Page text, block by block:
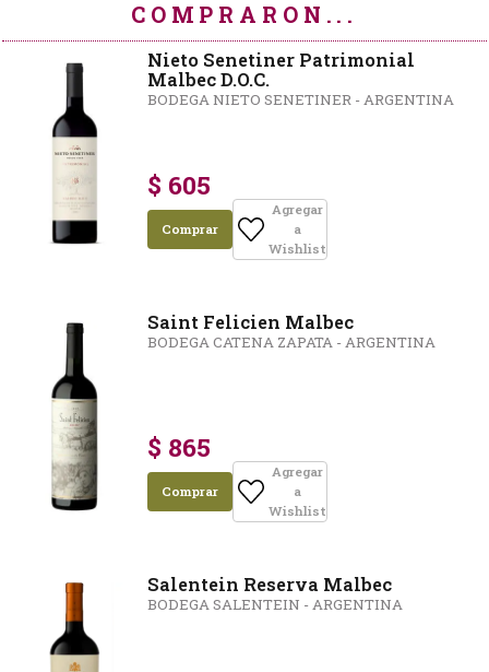
COMPRARON...
Nieto Senetiner Patrimonial
Malbec D.O.C.
BODEGA NIETO SENETINER - ARGENTINA
$ 605
Comprar
Agregar
a
Wishlist
Saint Felicien Malbec
BODEGA CATENA ZAPATA - ARGENTINA
$ 865
Comprar
Agregar
a
Wishlist
Salentein Reserva Malbec
BODEGA SALENTEIN - ARGENTINA